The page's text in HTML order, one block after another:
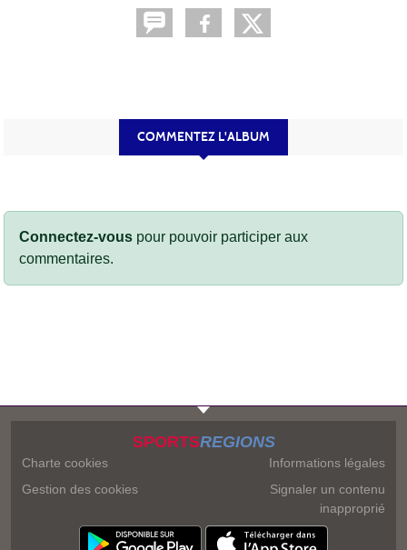
COMMENTEZ L'ALBUM
Connectez-vous pour pouvoir participer aux
commentaires.
SPORTSREGIONS
Charte cookies
Gestion des cookies
Informations légales
Signaler un contenu
inapproprié